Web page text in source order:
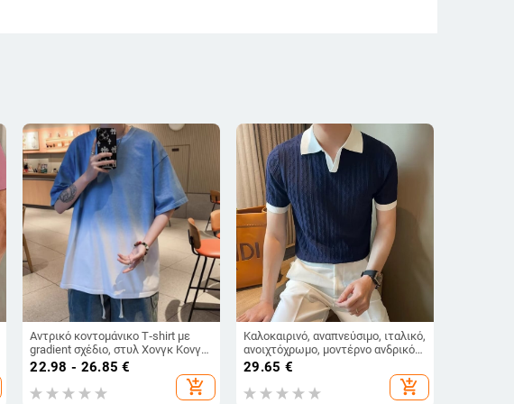
Αντρικό κοντομάνικο T‑shirt με
gradient σχέδιο, στυλ Χονγκ Κονγκ,
color-block, φαρδιά γραμμή
22.98 - 26.85 €
add_shopping_cart
Καλοκαιρινό, αναπνεύσιμο, ιταλικό,
ανοιχτόχρωμο, μοντέρνο ανδρικό
πόλο με γιακά V, ελαστική υφή
ζακάρ, στενή εφαρμογή, πλεκτό με
κοντό μανίκι
29.65 €
add_shopping_cart